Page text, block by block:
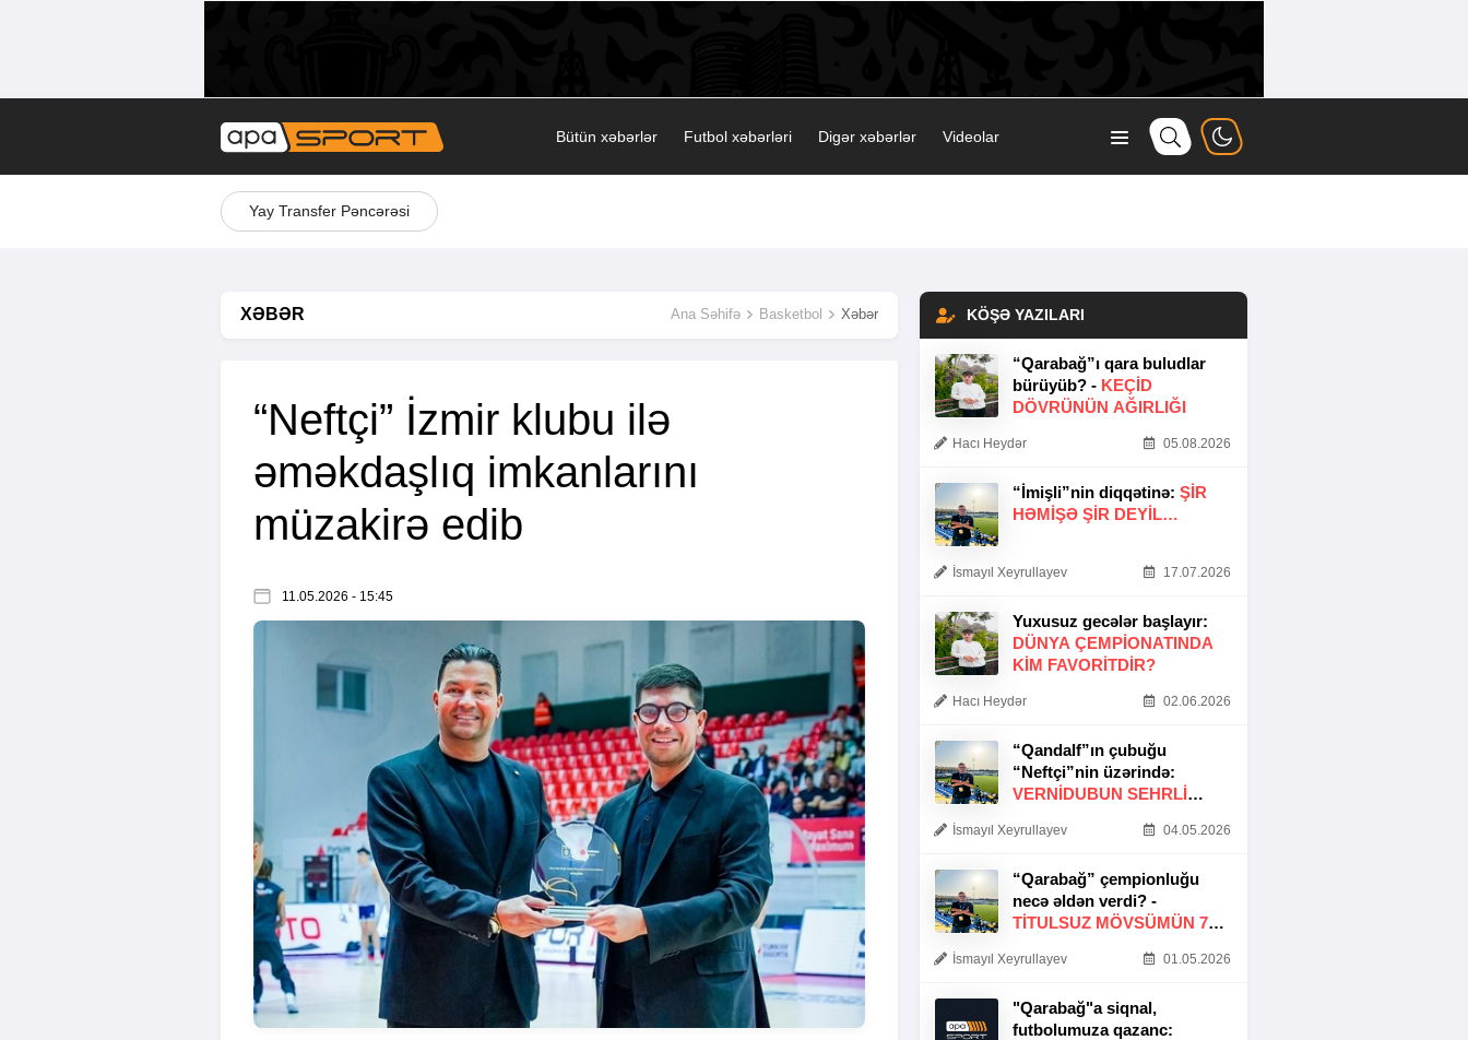
Bütün xəbərlər Futbol xəbərləri Digər xəbərlər Videolar
Yay Transfer Pəncərəsi
XƏBƏR Ana Səhifə Basketbol Xəbər
“Neftçi” İzmir klubu ilə
əməkdaşlıq imkanlarını
müzakirə edib
11.05.2026 - 15:45
KÖŞƏ YAZILARI
“Qarabağ”ı qara buludlar
bürüyüb? - KEÇID
DÖVRÜNÜN AĞIRLIĞI
Hacı Heydər 05.08.2026
“İmişli”nin diqqətinə: ŞIR
HƏMIŞƏ ŞIR DEYIL…
İsmayıl Xeyrullayev 17.07.2026
Yuxusuz gecələr başlayır:
DÜNYA ÇEMPIONATINDA
KIM FAVORITDIR?
Hacı Heydər 02.06.2026
“Qandalf”ın çubuğu
“Neftçi”nin üzərində:
VERNİDUBUN SEHRLİ
İsmayıl Xeyrullayev 04.05.2026
“Qarabağ” çempionluğu
necə əldən verdi? -
TITULSUZ MÖVSÜMÜN 7
İsmayıl Xeyrullayev 01.05.2026
"Qarabağ"a siqnal,
futbolumuza qazanc: